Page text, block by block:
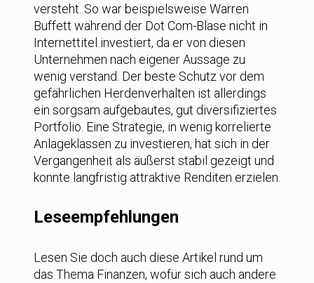
versteht. So war beispielsweise Warren
Buffett während der Dot Com-Blase nicht in
Internettitel investiert, da er von diesen
Unternehmen nach eigener Aussage zu
wenig verstand. Der beste Schutz vor dem
gefährlichen Herdenverhalten ist allerdings
ein sorgsam aufgebautes, gut diversifiziertes
Portfolio. Eine Strategie, in wenig korrelierte
Anlageklassen zu investieren, hat sich in der
Vergangenheit als äußerst stabil gezeigt und
konnte langfristig attraktive Renditen erzielen.
Leseempfehlungen
Lesen Sie doch auch diese Artikel rund um
das Thema Finanzen, wofür sich auch andere